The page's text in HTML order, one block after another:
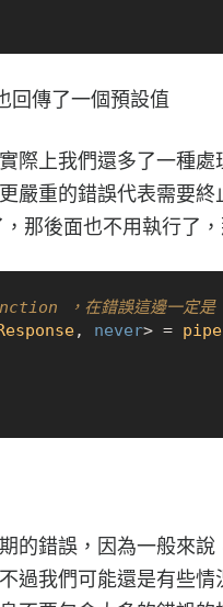
回傳了一個預設值
際上我們還多了一種
嚴重的錯誤代表需要
那後面也不用執行了
，在錯誤這邊一定是
, never> = pipe
的錯誤，因為一般來
過我們可能還是有些